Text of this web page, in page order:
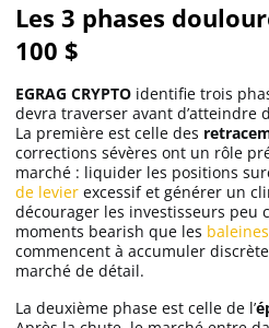
Les 3 phases
100 $
EGRAG CRYPTO identifie trois
devra traverser avant d’atteindre
La première est celle des
corrections sévères ont un rôle
marché : liquider les positions
de levier excessif et générer un
décourager les investisseurs peu
moments bearish que les
commencent à accumuler
marché de détail.
La deuxième phase est celle de l’